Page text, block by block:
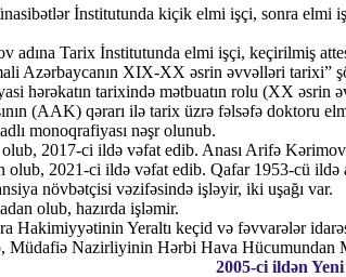
İnstitutunda kiçik elmi işçi, sonra
Tarix İnstitutunda elmi işçi, keçirilmiş
Azərbaycanın XIX-XX əsrin əvvəlləri tarixi”
hərəkatın tarixində mətbuatın rolu (XX əsrin
(AAK) qərarı ilə tarix üzrə fəlsəfə doktoru
monoqrafiyası nəşr olunub.
2017-ci ildə vəfat edib. Anası Arifə
olub, 2021-ci ildə vəfat edib. Qafar 1953-cü
növbətçisi vəzifəsində işləyir, iki uşağı var.
olub, hazırda işləmir.
Hakimiyyətinin Yeraltı keçid və fəvvarələr
Nazirliyinin Hərbi Hava Hücumundan
2005-ci ildən